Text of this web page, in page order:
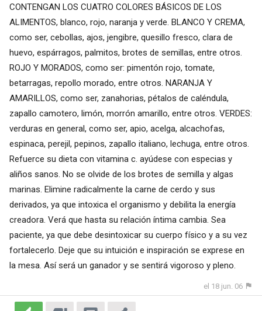
CONTENGAN LOS CUATRO COLORES BÁSICOS DE LOS
ALIMENTOS, blanco, rojo, naranja y verde. BLANCO Y CREMA,
como ser, cebollas, ajos, jengibre, quesillo fresco, clara de
huevo, espárragos, palmitos, brotes de semillas, entre otros.
ROJO Y MORADOS, como ser: pimentón rojo, tomate,
betarragas, repollo morado, entre otros. NARANJA Y
AMARILLOS, como ser, zanahorias, pétalos de caléndula,
zapallo camotero, limón, morrón amarillo, entre otros. VERDES:
verduras en general, como ser, apio, acelga, alcachofas,
espinaca, perejil, pepinos, zapallo italiano, lechuga, entre otros.
Refuerce su dieta con vitamina c. ayúdese con especias y
aliños sanos. No se olvide de los brotes de semilla y algas
marinas. Elimine radicalmente la carne de cerdo y sus
derivados, ya que intoxica el organismo y debilita la energía
creadora. Verá que hasta su relación íntima cambia. Sea
paciente, ya que debe desintoxicar su cuerpo físico y a su vez
fortalecerlo. Deje que su intuición e inspiración se exprese en
la mesa. Así será un ganador y se sentirá vigoroso y pleno.
el 18 jun. 06